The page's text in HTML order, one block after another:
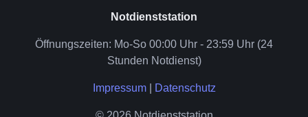
Notdienststation
Öffnungszeiten: Mo-So 00:00 Uhr - 23:59 Uhr (24
Stunden Notdienst)
Impressum| Datenschutz